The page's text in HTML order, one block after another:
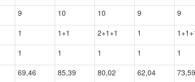
9 10 10 9 9
1 1+1 2+1+1 1
1 1 1 1 1
69,46 85,39 80,02 62,04 73,59